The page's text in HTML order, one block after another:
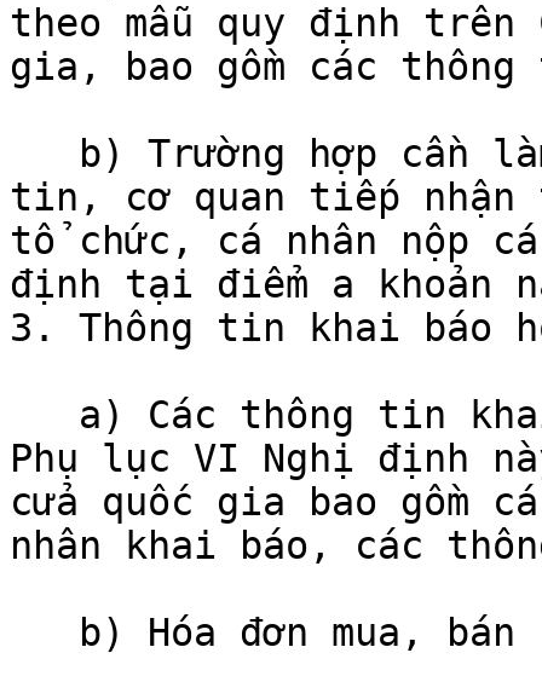
theo mẫu quy định trên
gia, bao gồm các
tin, cơ quan tiếp nhận
tổ chức, cá nhân nộp
định tại điểm a khoản
3. Thông tin khai báo
Phụ lục VI Nghị định
cửa quốc gia bao gồm
nhân khai báo, các